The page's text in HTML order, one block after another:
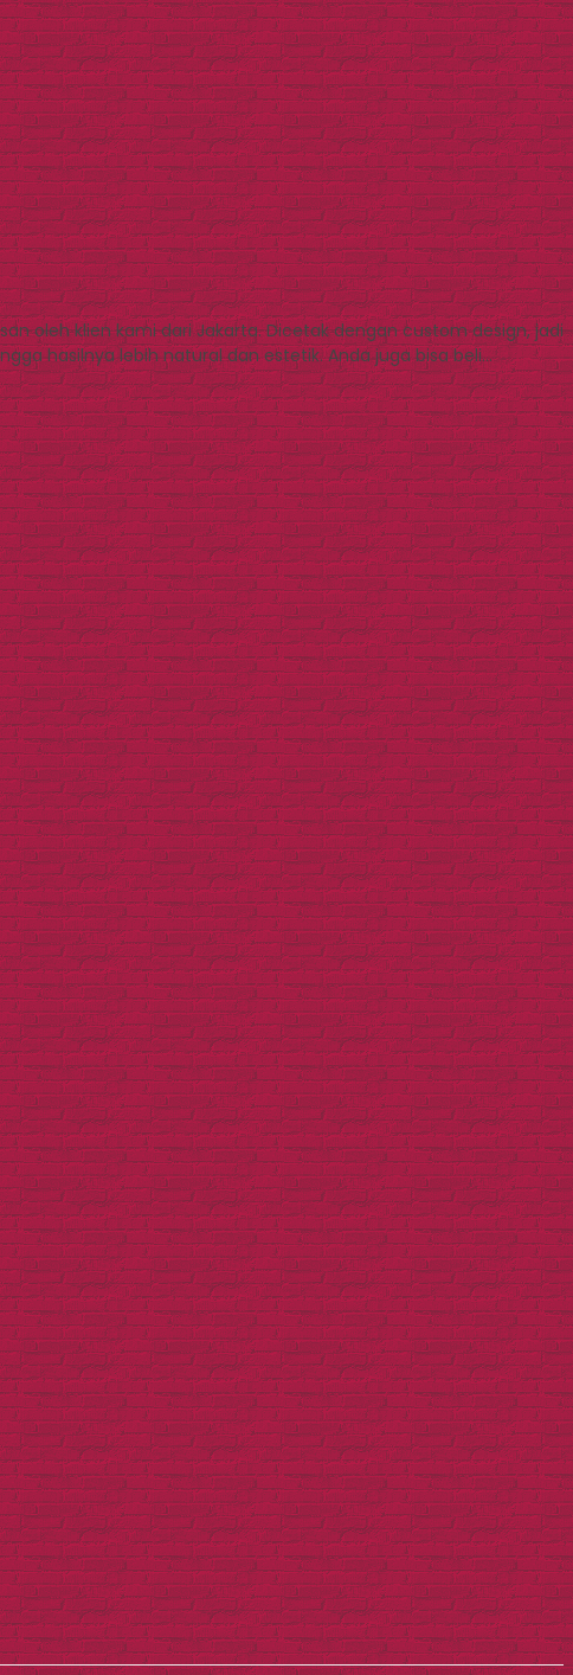
oleh klien kami dari Jakarta. Dicetak dengan custom design, jadi
hasilnya lebih natural dan estetik. Anda juga bisa beli…